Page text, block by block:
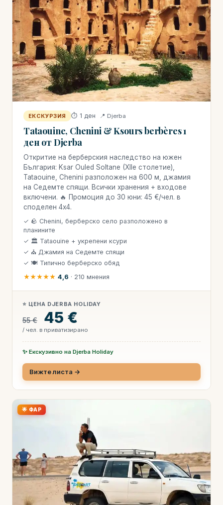
ЕКСКУРЗИЯ ⏱ 1 ден 📍 Djerba
Tataouine, Chenini & Ksours berbères 1
ден от Djerba
Откритие на берберския наследство на южен
България: Ksar Ouled Soltane (XIIе столетие),
Tataouine, Chenini разположен на 600 м, джамия
на Седемте спящи. Всички хранения + входове
включени. 🔥 Промоция до 30 юни: 45 €/чел. в
споделен 4x4.
✓ 🪨 Chenini, берберско село разположено в
планините
✓ 🏛 Tataouine + укрепени ксури
✓ ⛪ Джамия на Седемте спящи
✓ 🍽 Типично берберско обяд
★★★★★ 4,6 · 210 мнения
⭐ ЦЕНА DJERBA HOLIDAY
55 € 45 €
/ чел. в приватизирано
✨ Екскузивно на Djerba Holiday
Вижте листа →
🌟 ФАР